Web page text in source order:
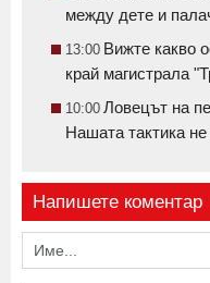
между дете и
13:00 Вижте какво
край магистрала
10:00 Ловецът на
Нашата тактика
Напишете коментар